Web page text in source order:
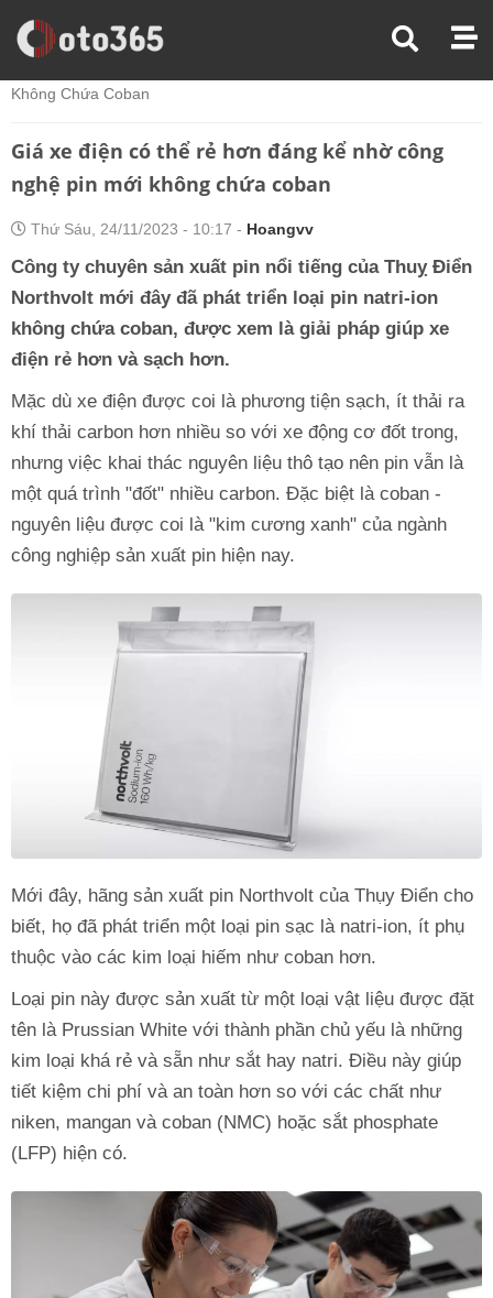
Trang Chủ
Xe Điện
Không Chứa Coban
Giá xe điện có thể rẻ hơn đáng kể nhờ công
nghệ pin mới không chứa coban
Thứ Sáu, 24/11/2023 - 10:17 - Hoangvv
Công ty chuyên sản xuất pin nổi tiếng của Thuỵ Điển
Northvolt mới đây đã phát triển loại pin natri-ion
không chứa coban, được xem là giải pháp giúp xe
điện rẻ hơn và sạch hơn.
Mặc dù xe điện được coi là phương tiện sạch, ít thải ra
khí thải carbon hơn nhiều so với xe động cơ đốt trong,
nhưng việc khai thác nguyên liệu thô tạo nên pin vẫn là
một quá trình "đốt" nhiều carbon. Đặc biệt là coban -
nguyên liệu được coi là "kim cương xanh" của ngành
công nghiệp sản xuất pin hiện nay.
Mới đây, hãng sản xuất pin Northvolt của Thụy Điển cho
biết, họ đã phát triển một loại pin sạc là natri-ion, ít phụ
thuộc vào các kim loại hiếm như coban hơn.
Loại pin này được sản xuất từ một loại vật liệu được đặt
tên là Prussian White với thành phần chủ yếu là những
kim loại khá rẻ và sẵn như sắt hay natri. Điều này giúp
tiết kiệm chi phí và an toàn hơn so với các chất như
niken, mangan và coban (NMC) hoặc sắt phosphate
(LFP) hiện có.